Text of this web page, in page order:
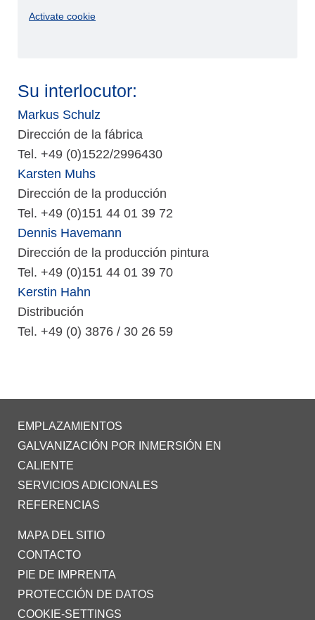
Activate cookie
Su interlocutor:
Markus Schulz
Dirección de la fábrica
Tel. +49 (0)1522/2996430
Karsten Muhs
Dirección de la producción
Tel. +49 (0)151 44 01 39 72
Dennis Havemann
Dirección de la producción pintura
Tel. +49 (0)151 44 01 39 70
Kerstin Hahn
Distribución
Tel. +49 (0) 3876 / 30 26 59
EMPLAZAMIENTOS
GALVANIZACIÓN POR INMERSIÓN EN
CALIENTE
SERVICIOS ADICIONALES
REFERENCIAS
MAPA DEL SITIO
CONTACTO
PIE DE IMPRENTA
PROTECCIÓN DE DATOS
COOKIE-SETTINGS